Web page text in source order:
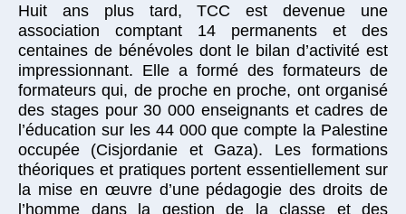
Huit ans plus tard, TCC est devenue une
association comptant 14 permanents et des
centaines de bénévoles dont le bilan d’activité est
impressionnant. Elle a formé des formateurs de
formateurs qui, de proche en proche, ont organisé
des stages pour 30 000 enseignants et cadres de
l’éducation sur les 44 000 que compte la Palestine
occupée (Cisjordanie et Gaza). Les formations
théoriques et pratiques portent essentiellement sur
la mise en œuvre d’une pédagogie des droits de
l’homme dans la gestion de la classe et des